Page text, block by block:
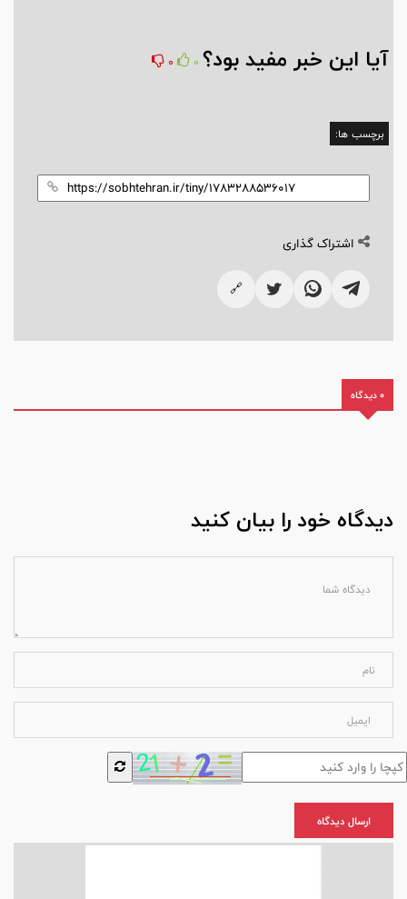
آیا این خبر مفید بود؟ 0
0
برچسب ها:
اشتراک گذاری
🔗
0 دیدگاه
دیدگاه خود را بیان کنید
ارسال دیدگاه